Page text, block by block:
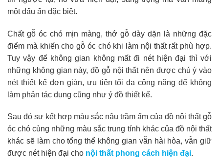
một dấu ấn đặc biệt.
Chất gỗ óc chó mịn màng, thớ gỗ dày dặn là những đặc
điểm mà khiến cho gỗ óc chó khi làm nội thất rất phù hợp.
Tuy vậy để không gian không mất đi nét hiện đại thì với
những không gian này, đồ gỗ nội thất nên được chú ý vào
nét thiết kế đơn giản, ưu tiên tối đa công năng để không
làm phản tác dụng cũng như ý đồ thiết kế.
Sau đó sự kết hợp màu sắc nâu trầm ấm của đồ nội thất gỗ
óc chó cùng những màu sắc trung tính khác của đồ nội thất
khác sẽ làm cho tổng thể không gian vẫn hài hòa, vẫn giữ
được nét hiện đại cho nội thất phong cách hiện đại.